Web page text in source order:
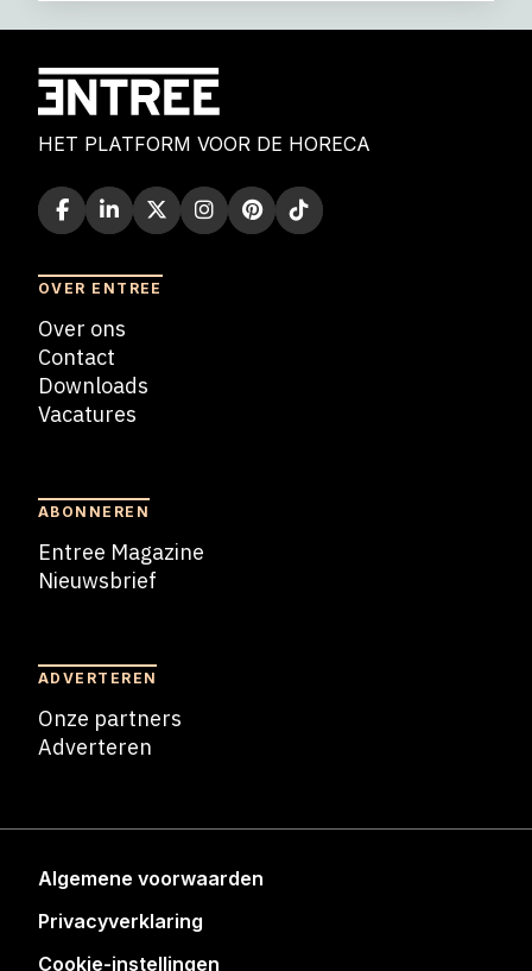
HET PLATFORM VOOR DE HORECA
OVER ENTREE
Over ons
Contact
Downloads
Vacatures
ABONNEREN
Entree Magazine
Nieuwsbrief
ADVERTEREN
Onze partners
Adverteren
Algemene voorwaarden
Privacyverklaring
Cookie-instellingen